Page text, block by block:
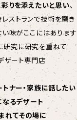
りを添えたいと思い、
ストランで技術を磨き
味がここにはあります
研究に研究を重ねて
ザート専門店
ナー・家族に話したい
るデザート
れてその場に